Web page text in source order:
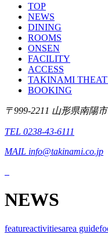
TOP
NEWS
DINING
ROOMS
ONSEN
FACILITY
ACCESS
TAKINAMI
BOOKING
〒999-2211 山形県南陽
TEL 0238-43-6111
MAIL info@takinami.co.jp
NEWS
featureactivitiesarea guide